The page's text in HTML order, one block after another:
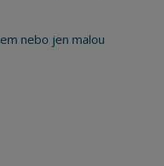
nebo jen malou